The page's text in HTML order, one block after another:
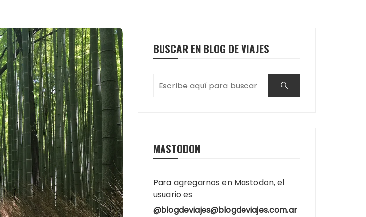
BUSCAR EN BLOG DE VIAJES
MASTODON
Para agregarnos en Mastodon, el
usuario es
@blogdeviajes@blogdeviajes.com.ar